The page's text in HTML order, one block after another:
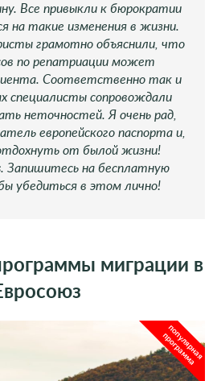
Все привыкли к бюрократии
на такие изменения в жизни.
грамотно объяснили, что
по репатриации может
Соответственно так и
специалисты сопровождали
неточностей. Я очень рад,
европейского паспорта и,
от былой жизни!
Запишитесь на бесплатную
убедиться в этом лично!
миграции в
популярная
программа